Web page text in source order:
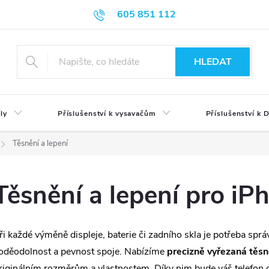
605 851 112
HLEDAT
Příslušenství k vysavačům Příslušenství k
Těsnění a lepení
a lepení pro
každé výměně displeje, baterie či zadního skla je potřeba
a pevnost spoje. Nabízíme precizně vyřezaná